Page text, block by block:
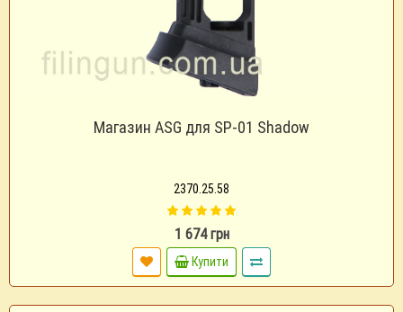
Магазин ASG для SP-01 Shadow
2370.25.58
1 674 грн
Купити